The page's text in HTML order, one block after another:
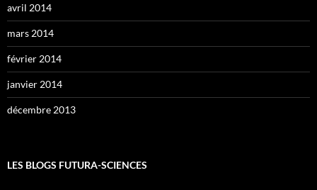
avril 2014
mars 2014
février 2014
janvier 2014
décembre 2013
LES BLOGS FUTURA-SCIENCES